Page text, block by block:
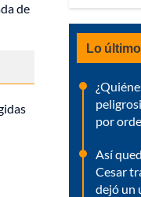
de
Lo último
por
Así
Cesar
dejó un